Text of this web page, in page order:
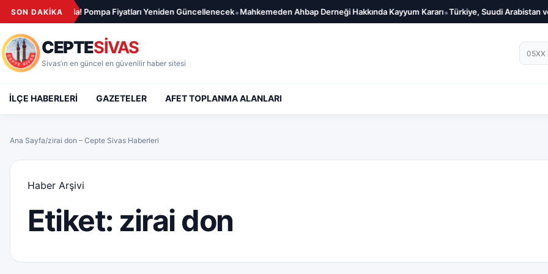
İçeriğe geç
SON DAKİKA
Artış Kapıda! Pompa Fiyatları Yeniden Güncellenecek•Mahkemeden Ahbap Derneği Hakkında Kayyum Kararı•Türkiye, Suudi Arabistan ve
CEPTESİVAS
Sivas’ın en güncel en güvenilir haber sitesi
İLÇE HABERLERİ GAZETELER AFET TOPLANMA ALANLARI
Ana Sayfa/zirai don – Cepte Sivas Haberleri
Haber Arşivi
Etiket: zirai don